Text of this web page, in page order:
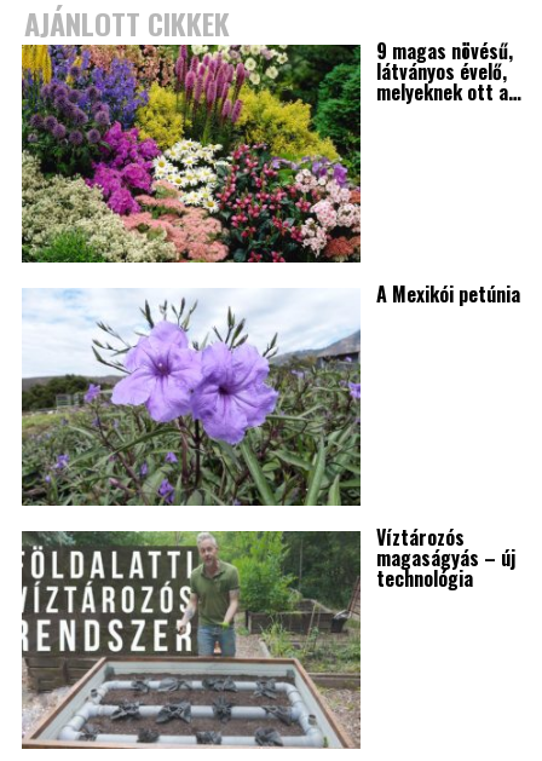
AJÁNLOTT CIKKEK
9 magas növésű,
látványos évelő,
melyeknek ott a…
A Mexikói petúnia
Víztározós
magaságyás – új
technológia